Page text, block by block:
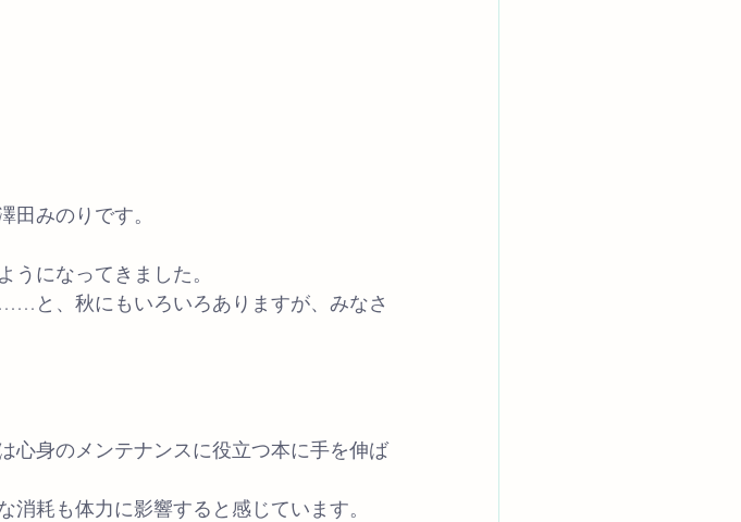
田みのりです。
になってきました。
と、秋にもいろいろありますが、みなさ
心身のメンテナンスに役立つ本に手を伸ば
耗も体力に影響すると感じています。